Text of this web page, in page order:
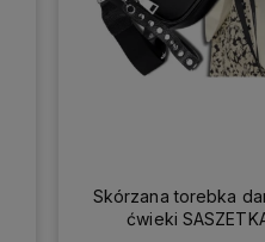
Skórzana torebka
ćwieki